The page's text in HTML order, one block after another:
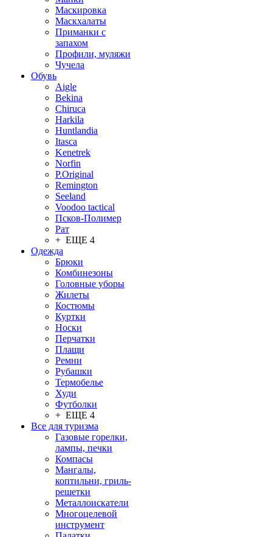
Маскировка
Маскхалаты
Приманки с
запахом
Профили, муляжи
Чучела
Обувь
Aigle
Bekina
Chiruсa
Harkila
Huntlandia
Itasca
Kenetrek
Norfin
P.Original
Remington
Seeland
Voodoo tactical
Псков-Полимер
Рат
+ ЕЩЕ 4
Одежда
Брюки
Комбинезоны
Головные уборы
Жилеты
Костюмы
Куртки
Носки
Перчатки
Плащи
Ремни
Рубашки
Термобелье
Худи
Футболки
+ ЕЩЕ 4
Все для туризма
Газовые горелки,
лампы, печки
Компасы
Мангалы,
коптильни, гриль-
решетки
Металлоискатели
Многоцелевой
инструмент